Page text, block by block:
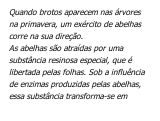
Quando brotos aparecem nas árvores
na primavera, um exército de abelhas
corre na sua direção.
As abelhas são atraídas por uma
substância resinosa especial, que é
libertada pelas folhas. Sob a influência
de enzimas produzidas pelas abelhas,
essa substância transforma-se em